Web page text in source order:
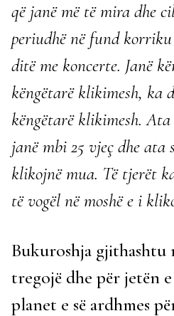
që janë më të mira dhe
periudhë në fund korriku
ditë me koncerte. Janë
këngëtarë klikimesh, ka
këngëtarë klikimesh.
janë mbi 25 vjeç dhe ata
klikojnë mua. Të tjerët
të vogël në moshë e i
Bukuroshja
tregojë dhe për jetën
planet e së ardhmes